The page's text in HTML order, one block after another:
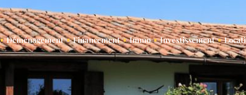
Déménagement Financement Immo Investissement